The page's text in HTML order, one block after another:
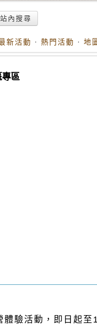
站內搜尋
新活動 · 熱門活動 · 地
專區
驗活動，即日起至